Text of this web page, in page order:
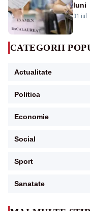
luni
31 iul.
CATEGORII
Actualitate
Politica
Economie
Social
Sport
Sanatate